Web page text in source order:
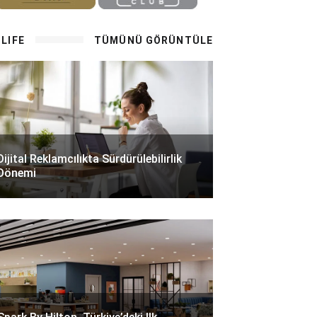
TÜMÜNÜ GÖRÜNTÜLE
Reklamcılıkta Sürdürülebilirlik